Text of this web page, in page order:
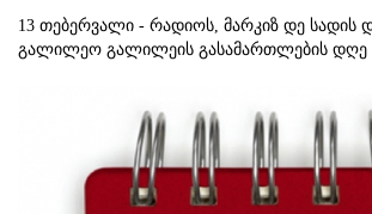
13 თებერვალი - რადიოს, მარკიზ დე სადის
გალილეო გალილეის გასამართლების დღე